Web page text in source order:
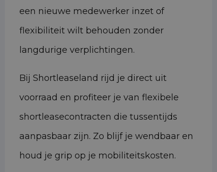
een nieuwe medewerker inzet of
flexibiliteit wilt behouden zonder
langdurige verplichtingen.
Bij Shortleaseland rijd je direct uit
voorraad en profiteer je van flexibele
shortleasecontracten die tussentijds
aanpasbaar zijn. Zo blijf je wendbaar en
houd je grip op je mobiliteitskosten.